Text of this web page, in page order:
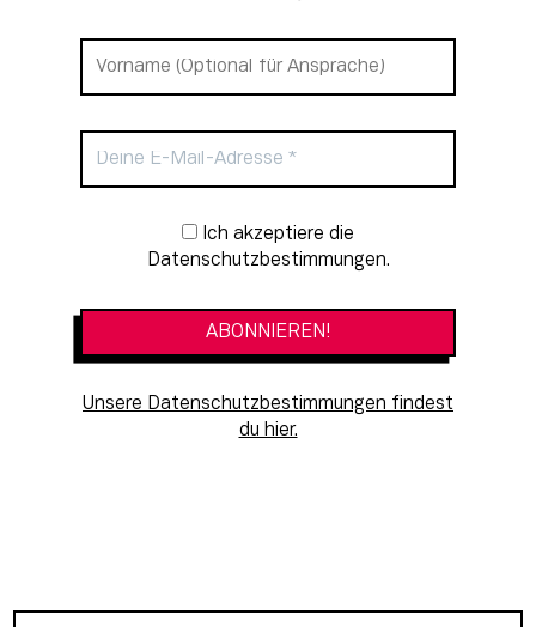
Newsletter-Anmeldung
Datenschutzbestimmungen.
Unsere Datenschutzbestimmungen findest
du hier.